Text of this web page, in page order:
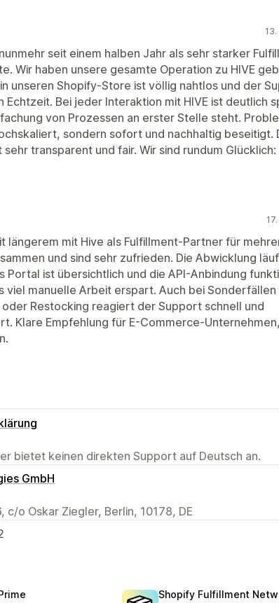
seit einem halben Jahr als sehr starker
Wir haben unsere gesamte Operation zu HIVE
unseren Shopify-Store ist völlig nahtlos und der
Echtzeit. Bei jeder Interaktion mit HIVE ist deutlich
von Prozessen an erster Stelle steht.
sondern sofort und nachhaltig beseitigt.
sehr transparent und fair. Wir sind rundum
längerem mit Hive als Fulfillment-Partner für
und sind sehr zufrieden. Die Abwicklung
Portal ist übersichtlich und die API-Anbindung
viel manuelle Arbeit erspart. Auch bei Sonderfällen
Restocking reagiert der Support schnell und
Klare Empfehlung für E-Commerce-
bietet keinen direkten Support auf Deutsch an.
GmbH
c/o Oskar Ziegler, Berlin, 10178, DE
Shopify Fulfillment